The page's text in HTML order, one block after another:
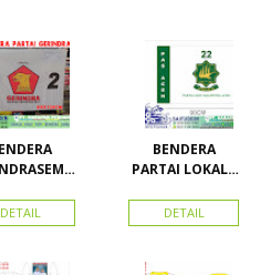
DETAIL
BENDERA
PARTAI LOKAL /
ACEH
DETAIL